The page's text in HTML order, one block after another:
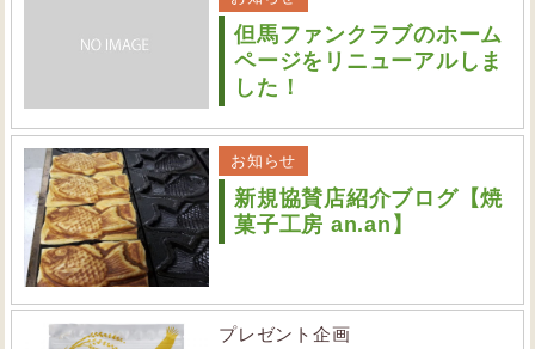
但馬ファンクラブのホーム
ページをリニューアルしま
した！
お知らせ
新規協賛店紹介ブログ【焼
菓子工房 an.an】
プレゼント企画